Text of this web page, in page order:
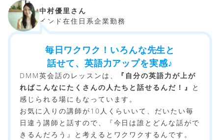
中村優里さん
インド在住日系企業勤務
毎日ワクワク！いろんな先生と
話せて、英語力アップを実感♪
DMM英会話のレッスンは、
『自分の英語力が上が
ればこんなにたくさんの人たちと話せるんだ！』 と
感じられる場にもなっています。
お気に入りの講師が10人くらいいて、だいたい毎
日違う講師と話すので、『今日は誰とどんな話がで
きるんだろう』と考えるとワクワクするんです。